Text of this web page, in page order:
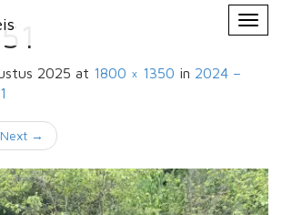
2025 at 1800 × 1350 in 2024 –
Next →